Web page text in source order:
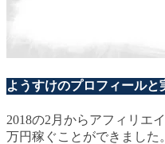
ようすけのプロフィールと
2018の2月からアフィリエ
万円稼ぐことができました。